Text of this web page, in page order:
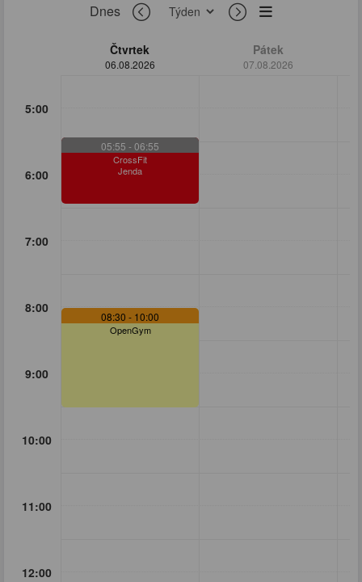
Dnes
Čtvrtek
06.08.2026
Pátek
07.08.2026
5:00
6:00
7:00
8:00
9:00
10:00
11:00
12:00
05:55 - 06:55
CrossFit
Jenda
08:30 - 10:00
OpenGym